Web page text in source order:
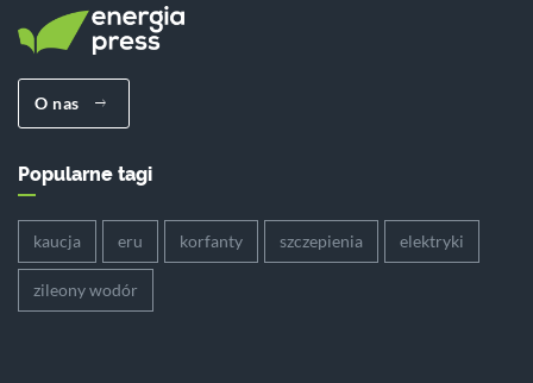
O nas
Popularne tagi
kaucja eru korfanty szczepienia elektryki
zileony wodór